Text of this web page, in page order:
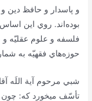
و پاسدار و حافظ‌ دين‌
بوده‌اند. روي‌ اين‌
فلسفه‌ و علوم‌ عقليّه‌ و
حوزه‌هاي‌ فقهيّه‌ به‌
شبي‌ مرحوم‌ آية‌ اللَه‌
تأسّف‌ ميخورد كه‌: